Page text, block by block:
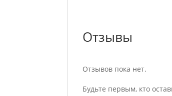
Отзывы
Отзывов пока нет.
Будьте первым, кто